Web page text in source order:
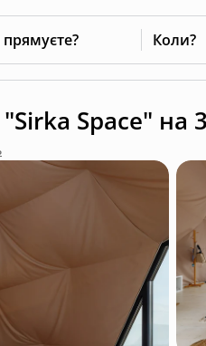
Коли?
Space" на